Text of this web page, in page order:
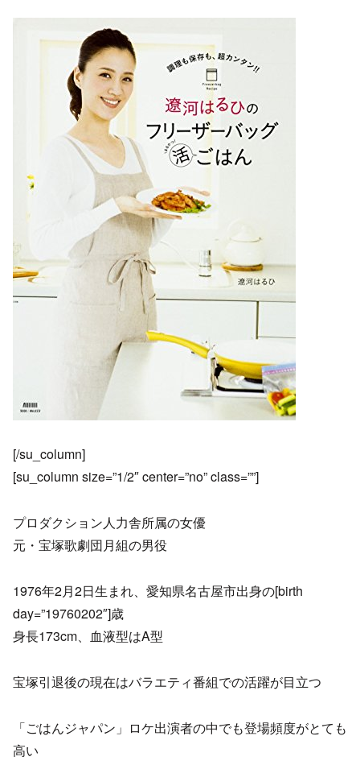
[/su_column]
[su_column size=”1/2″ center=”no” class=””]
プロダクション人力舎所属の女優
元・宝塚歌劇団月組の男役
1976年2月2日生まれ、愛知県名古屋市出身の[birth
day=”19760202″]歳
身長173cm、血液型はA型
宝塚引退後の現在はバラエティ番組での活躍が目立つ
「ごはんジャパン」ロケ出演者の中でも登場頻度がとても
高い